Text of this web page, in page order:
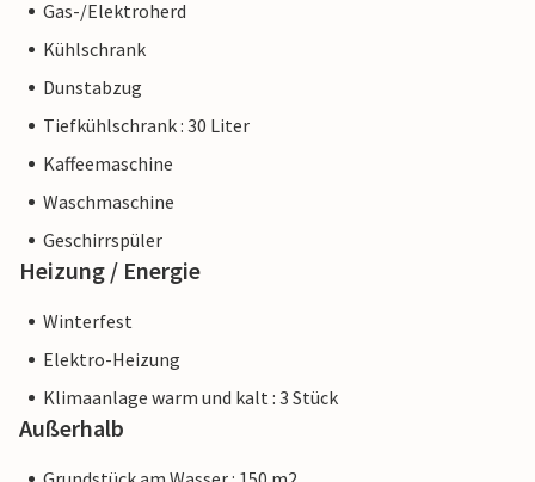
Gas-/Elektroherd
Kühlschrank
Dunstabzug
Tiefkühlschrank : 30 Liter
Kaffeemaschine
Waschmaschine
Geschirrspüler
Heizung / Energie
Winterfest
Elektro-Heizung
Klimaanlage warm und kalt : 3 Stück
Außerhalb